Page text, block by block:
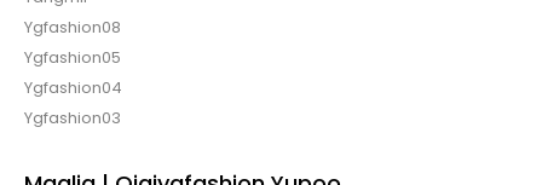
Ygfashion08
Ygfashion05
Ygfashion04
Ygfashion03